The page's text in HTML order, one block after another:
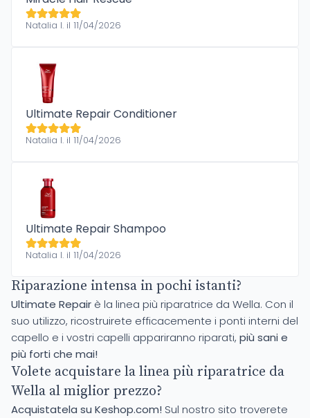
Natalia I. il 11/04/2026
Ultimate Repair Conditioner
Natalia I. il 11/04/2026
Ultimate Repair Shampoo
Natalia I. il 11/04/2026
Riparazione intensa in pochi istanti?
Ultimate Repair è la linea più riparatrice da Wella. Con il
suo utilizzo, ricostruirete efficacemente i ponti interni del
capello e i vostri capelli appariranno riparati, più sani e
più forti che mai!
Volete acquistare la linea più riparatrice da
Wella al miglior prezzo?
Acquistatela su Keshop.com! Sul nostro sito troverete